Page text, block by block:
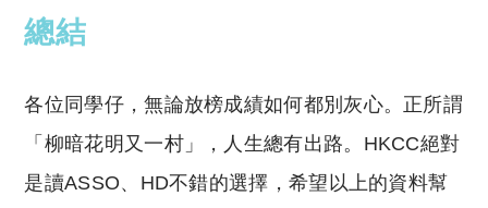
總結
各位同學仔，無論放榜成績如何都別灰心。正所謂
「柳暗花明又一村」，人生總有出路。HKCC絕對
是讀ASSO、HD不錯的選擇，希望以上的資料幫